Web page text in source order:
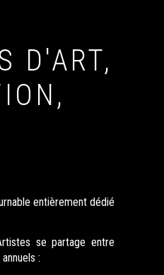
D'ART,
entièrement dédié
se partage entre
: